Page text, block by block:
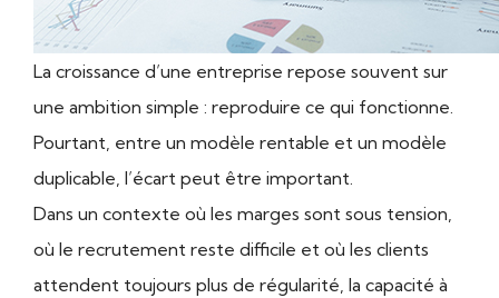
La croissance d’une entreprise repose souvent sur
une ambition simple : reproduire ce qui fonctionne.
Pourtant, entre un modèle rentable et un modèle
duplicable, l’écart peut être important.
Dans un contexte où les marges sont sous tension,
où le recrutement reste difficile et où les clients
attendent toujours plus de régularité, la capacité à